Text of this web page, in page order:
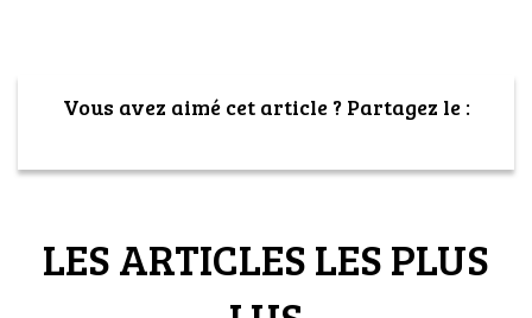
Vous avez aimé cet article ? Partagez le :
LES ARTICLES LES PLUS